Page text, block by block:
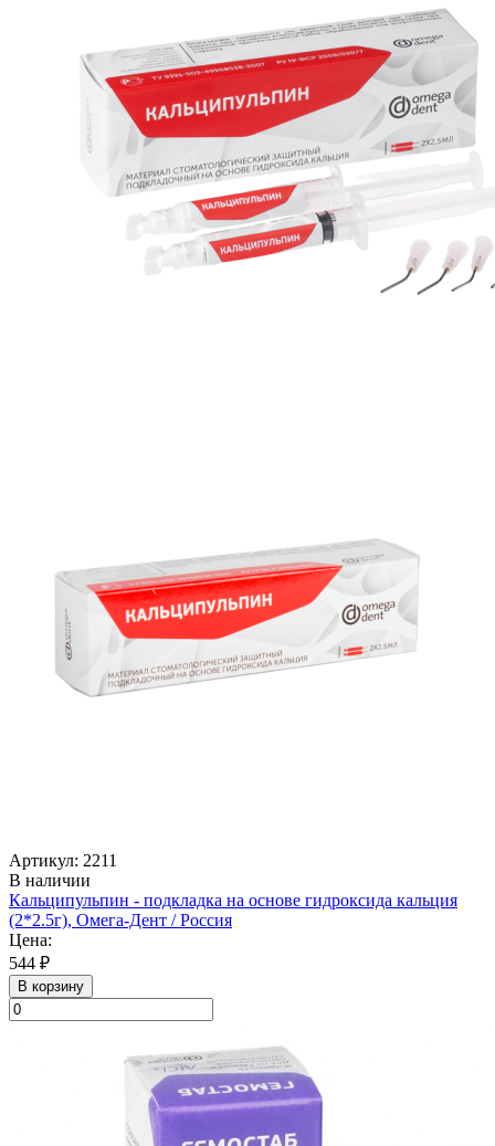
Артикул: 2211
В наличии
Кальципульпин - подкладка на основе гидроксида кальция
(2*2.5г), Омега-Дент / Россия
Цена:
544 ₽
В корзину